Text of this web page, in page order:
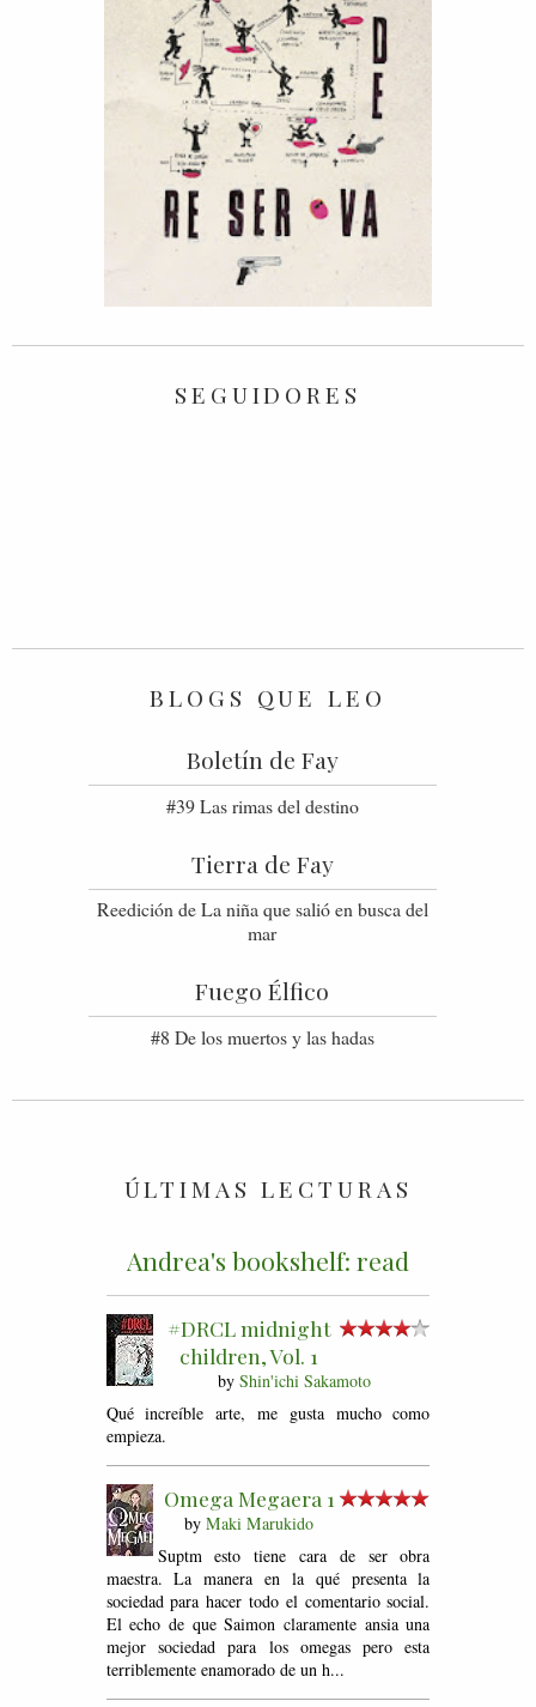
SEGUIDORES
BLOGS QUE LEO
Boletín de Fay
#39 Las rimas del destino
Tierra de Fay
Reedición de La niña que salió en busca del
mar
Fuego Élfico
#8 De los muertos y las hadas
ÚLTIMAS LECTURAS
Andrea's bookshelf: read
#DRCL midnight
children, Vol. 1
by Shin'ichi Sakamoto
Qué increíble arte, me gusta mucho como
empieza.
Omega Megaera 1
by Maki Marukido
Suptm esto tiene cara de ser obra
maestra. La manera en la qué presenta la
sociedad para hacer todo el comentario social.
El echo de que Saimon claramente ansia una
mejor sociedad para los omegas pero esta
terriblemente enamorado de un h...